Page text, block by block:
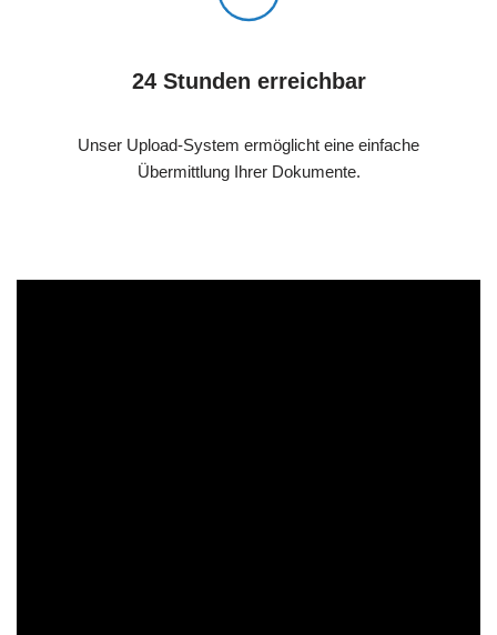
24 Stunden erreichbar
Unser Upload-System ermöglicht eine einfache
Übermittlung Ihrer Dokumente.